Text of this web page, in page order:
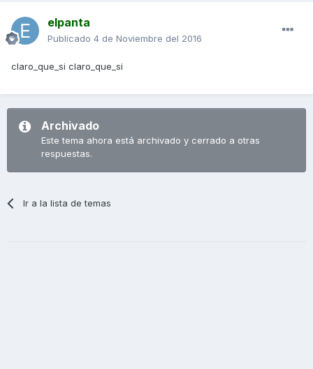
elpanta
Publicado 4 de Noviembre del 2016
claro_que_si claro_que_si
Archivado
Este tema ahora está archivado y cerrado a otras
respuestas.
Ir a la lista de temas